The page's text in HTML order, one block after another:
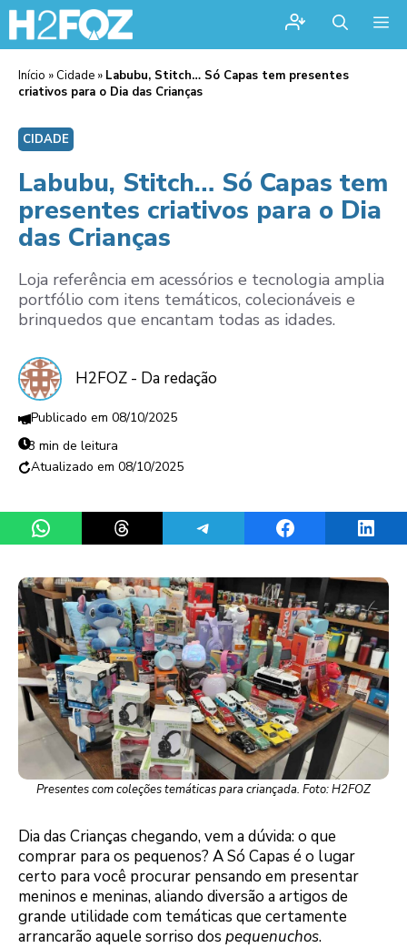
Início » Cidade » Labubu, Stitch… Só Capas tem presentes
criativos para o Dia das Crianças
CIDADE
Labubu, Stitch… Só Capas tem
presentes criativos para o Dia
das Crianças
Loja referência em acessórios e tecnologia amplia
portfólio com itens temáticos, colecionáveis e
brinquedos que encantam todas as idades.
H2FOZ - Da redação
08/10/2025
3 min de leitura
08/10/2025
Share on WhatsAppShare on ThreadsShare on TelegramShare on Facebook
Presentes com coleções temáticas para criançada. Foto: H2FOZ
Dia das Crianças chegando, vem a dúvida: o que
comprar para os pequenos? A Só Capas é o lugar
certo para você procurar pensando em presentar
meninos e meninas, aliando diversão a artigos de
grande utilidade com temáticas que certamente
arrancarão aquele sorriso dos pequenuchos.